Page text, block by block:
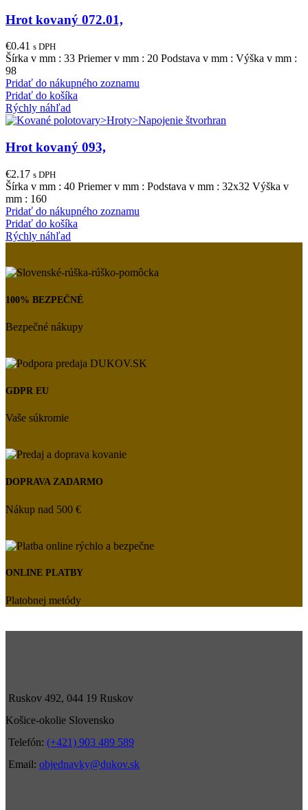
Hrot kovaný 072.01,
€0.41 s DPH
Šírka v mm : 33 Priemer v mm : 20 Podstava v mm : Výška v mm :
98
Pridať do nákupného zoznamu
Pridať do košíka
Rýchly náhľad
Hrot kovaný 093,
€2.17 s DPH
Šírka v mm : 40 Priemer v mm : Podstava v mm : 32x32 Výška v
mm : 160
Pridať do nákupného zoznamu
Pridať do košíka
Rýchly náhľad
100% BEZPEČNÉ
Bezpečné nákupy
GDPR EU
Vaše súkromie
DOPRAVA ZADARMO
Nákup nad 500 €
ONLINE PLATBY
Platobnej metódy
Ruskov 492, 044 19 Ruskov
Košice-okolie Slovensko
Telefón: (+421) 903 489 589
Email: objednavky@dukov.sk